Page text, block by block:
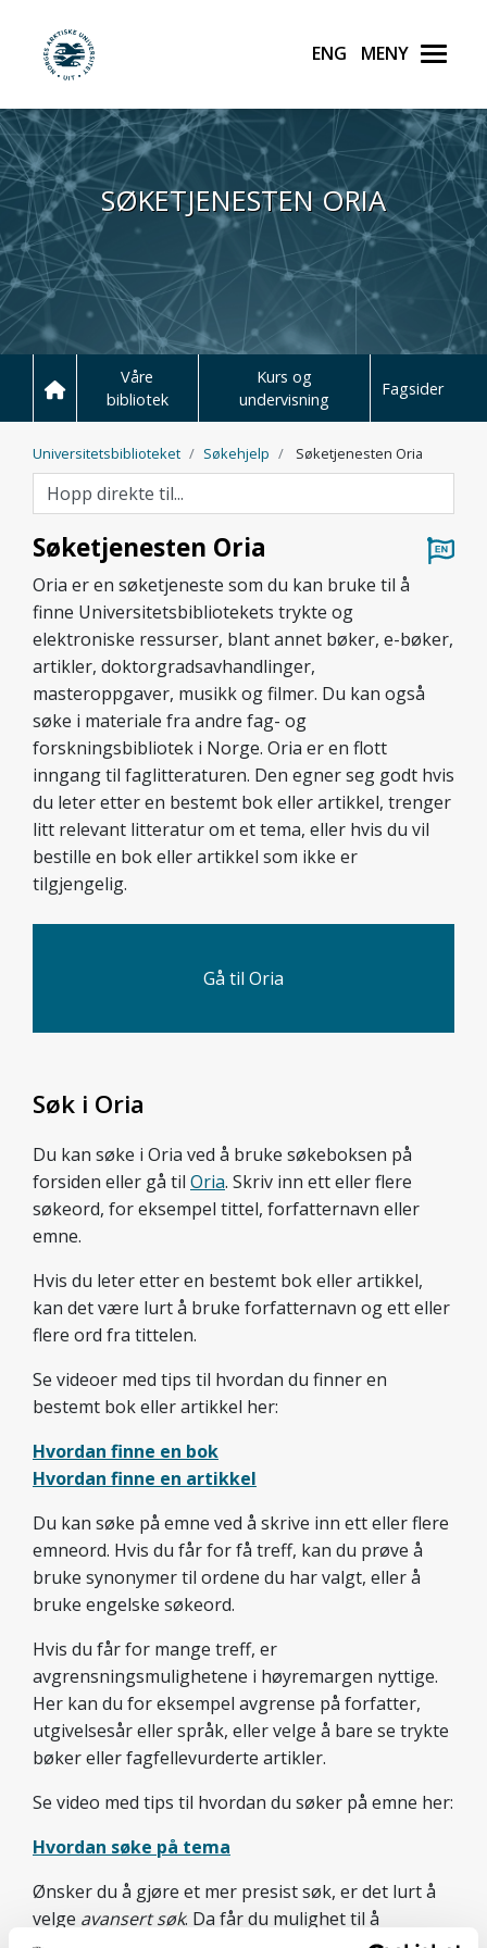
Hopp til hovedinnhold
UiT Norges arktiske
English Meny
SØKETJENESTEN ORIA
Våre
bibliotek
Kurs og
undervisning
Fagsider
Universitetsbiblioteket Søkehjelp Søketjenesten Oria
Søketjenesten Oria
Oria er en søketjeneste som du kan bruke til å
finne Universitetsbibliotekets trykte og
elektroniske ressurser, blant annet bøker, e-bøker,
artikler, doktorgradsavhandlinger,
masteroppgaver, musikk og filmer. Du kan også
søke i materiale fra andre fag- og
forskningsbibliotek i Norge. Oria er en flott
inngang til faglitteraturen. Den egner seg godt hvis
du leter etter en bestemt bok eller artikkel, trenger
litt relevant litteratur om et tema, eller hvis du vil
bestille en bok eller artikkel som ikke er
tilgjengelig.
Gå til Oria
Søk i Oria
Du kan søke i Oria ved å bruke søkeboksen på
forsiden eller gå til Oria. Skriv inn ett eller flere
søkeord, for eksempel tittel, forfatternavn eller
emne.
Hvis du leter etter en bestemt bok eller artikkel,
kan det være lurt å bruke forfatternavn og ett eller
flere ord fra tittelen.
Se videoer med tips til hvordan du finner en
bestemt bok eller artikkel her:
Hvordan finne en bok
Hvordan finne en artikkel
Du kan søke på emne ved å skrive inn ett eller flere
emneord. Hvis du får for få treff, kan du prøve å
bruke synonymer til ordene du har valgt, eller å
bruke engelske søkeord.
Hvis du får for mange treff, er
avgrensningsmulighetene i høyremargen nyttige.
Her kan du for eksempel avgrense på forfatter,
utgivelsesår eller språk, eller velge å bare se trykte
bøker eller fagfellevurderte artikler.
Se video med tips til hvordan du søker på emne her:
Hvordan søke på tema
Ønsker du å gjøre et mer presist søk, er det lurt å
velge avansert søk. Da får du mulighet til å